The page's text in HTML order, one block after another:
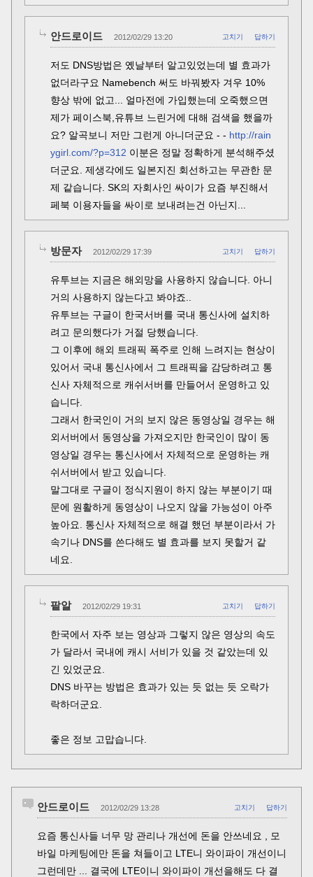
안드로이드 2012/02/29 13:20 고치기 답하기
저도 DNS방법은 옜날부터 알고있었는데 별 효과가
없더라구요 Namebench 써도 바꿔봤자 겨우 10%
향상 밖에 없고... 얼마전에 가입했는데 오죽했으면
제가 페이스북,유튜브 느린거에 대해 검색을 했을까
요? 알곡보니 저만 그런게 아니더군요 - - http://rain
ygirl.com/?p=312 이분은 정말 정확하게 분석해주셨
더군요. 제생각에도 일본지진 회선하고는 무관한 문
제 같습니다. SK의 자회사인 싸이가 요즘 부진해서
페북 이용자들을 싸이로 보내려는건 아닌지...
방문자 2012/02/29 17:39 고치기 답하기
유투브는 지금은 해외망을 사용하지 않습니다. 아니
거의 사용하지 않는다고 봐야죠..
유투브는 구글이 한국서버를 국내 통신사에 설치하
려고 문의했다가 거절 당했습니다.
그 이후에 해외 트래픽 폭주로 인해 느려지는 현상이
있어서 국내 통신사에서 그 트래픽을 감당하려고 통
신사 자체적으로 캐쉬서버를 만들어서 운영하고 있
습니다.
그래서 한국인이 거의 보지 않은 동영상일 경우는 해
외서버에서 동영상을 가져오지만 한국인이 많이 동
영상일 경우는 통신사에서 자체적으로 운영하는 캐
쉬서버에서 받고 있습니다.
말그대로 구글이 정식지원이 하지 않는 부분이기 때
문에 원활하게 동영상이 나오지 않을 가능성이 아주
높아요. 통신사 자체적으로 해결 했던 부분이라서 가
속기나 DNS를 쓴다해도 별 효과를 보지 못할거 같
네요.
팥알 2012/02/29 19:31 고치기 답하기
한국에서 자주 보는 영상과 그렇지 않은 영상의 속도
가 달라서 국내에 캐시 서비가 있을 것 같았는데 있
긴 있었군요.
DNS 바꾸는 방법은 효과가 있는 듯 없는 듯 오락가
락하더군요.
좋은 정보 고맙습니다.
안드로이드 2012/02/29 13:28 고치기 답하기
요즘 통신사들 너무 망 관리나 개선에 돈을 안쓰네요 , 모
바일 마케팅에만 돈을 쳐들이고 LTE니 와이파이 개선이니
그런데만 ... 결국에 LTE이니 와이파이 개선을해도 다 결